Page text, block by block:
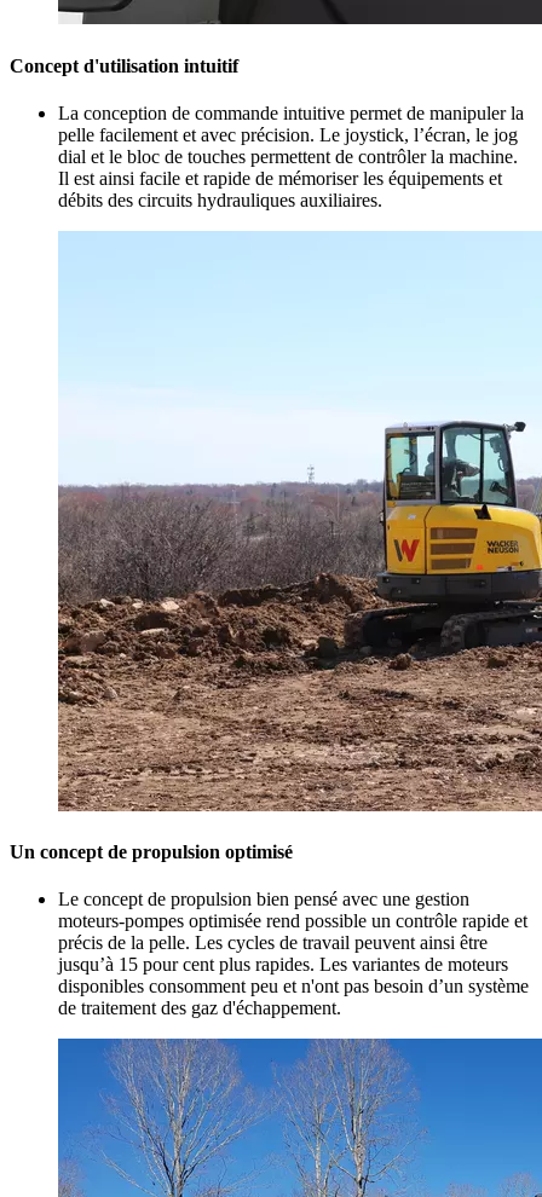
Concept d'utilisation intuitif
La conception de commande intuitive permet de manipuler la
pelle facilement et avec précision. Le joystick, l’écran, le jog
dial et le bloc de touches permettent de contrôler la machine.
Il est ainsi facile et rapide de mémoriser les équipements et
débits des circuits hydrauliques auxiliaires.
Un concept de propulsion optimisé
Le concept de propulsion bien pensé avec une gestion
moteurs-pompes optimisée rend possible un contrôle rapide et
précis de la pelle. Les cycles de travail peuvent ainsi être
jusqu’à 15 pour cent plus rapides. Les variantes de moteurs
disponibles consomment peu et n'ont pas besoin d’un système
de traitement des gaz d'échappement.